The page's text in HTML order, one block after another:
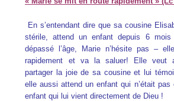
En s’entendant dire que sa cousine
stérile, attend un enfant depuis 6 mois
dépassé l’âge, Marie n’hésite pas –
rapidement et va la saluer! Elle veut
partager la joie de sa cousine et lui
elle aussi attend un enfant qui n’était
enfant qui lui vient directement de Dieu !